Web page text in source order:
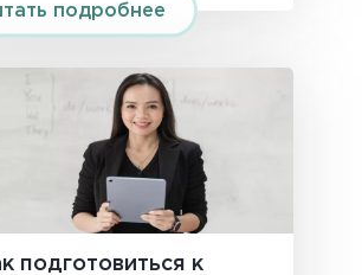
подробнее
подготовиться к